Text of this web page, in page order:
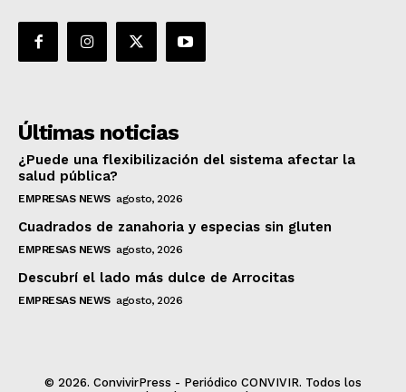
Últimas noticias
¿Puede una flexibilización del sistema afectar la
salud pública?
EMPRESAS NEWS agosto, 2026
Cuadrados de zanahoria y especias sin gluten
EMPRESAS NEWS agosto, 2026
Descubrí el lado más dulce de Arrocitas
EMPRESAS NEWS agosto, 2026
© 2026. ConvivirPress - Periódico CONVIVIR. Todos los